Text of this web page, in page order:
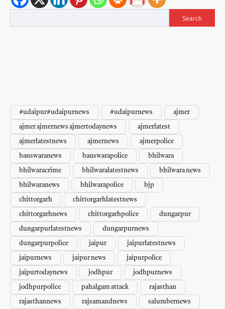
Search
#udaipur#udaipurnews #udaipurnews ajmer
ajmer ajmernews ajmertodaynews ajmerlatest
ajmerlatestnews ajmernews ajmerpolice
banswaranews banswarapolice bhilwara
bhilwaracrime bhilwaralatestnews bhilwara news
bhilwaranews bhilwarapolice bjp
chittorgarh chittorgarhlatestnews
chittorgarhnews chittorgarhpolice dungarpur
dungarpurlatestnews dungarpurnews
dungarpurpolice jaipur jaipurlatestnews
jaipurnews jaipur news jaipurpolice
jaipurtodaynews jodhpur jodhpurnews
jodhpurpolice pahalgam attack rajasthan
rajasthannews rajsamandnews salumbernews